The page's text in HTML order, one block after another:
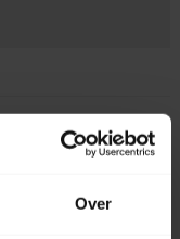
Over